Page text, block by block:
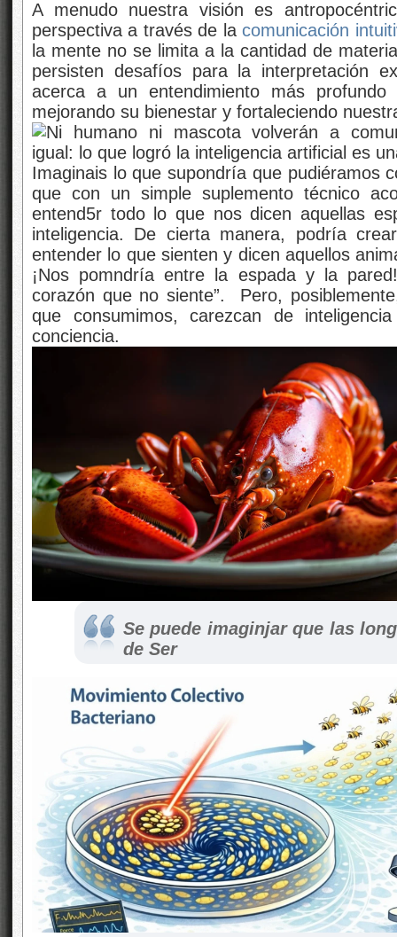
A menudo nuestra visión es
perspectiva a través de lacomunicación
la mente no se limita a la cantidad de
persisten desafíos para la interpretación
acerca a un entendimiento más
mejorando su bienestar y fortaleciendo
Imaginais lo que supondría que pudiéramos
que con un simple suplemento técnico
entend5r todo lo que nos dicen aquellas
inteligencia. De cierta manera, podría
entender lo que sienten y dicen aquellos
¡Nos pomndría entre la espada y la
corazón que no siente”. Pero,
que consumimos, carezcan de
conciencia.
Se puede imaginjar que las
de Ser